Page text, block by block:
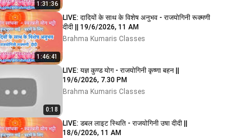
1:31:36
1:46:41
LIVE: दादियों के साथ के विशेष अनुभव - राजयोगिनी रूक्मणी
दीदी || 19/6/2026, 11 AM
Brahma Kumaris Classes
0:18
LIVE: यज्ञ कुण्ड योग - राजयोगिनी कृष्णा बहन ||
19/6/2026, 7.30 PM
Brahma Kumaris Classes
LIVE: डबल लाइट स्थिति - राजयोगिनी उषा दीदी ||
18/6/2026, 11 AM